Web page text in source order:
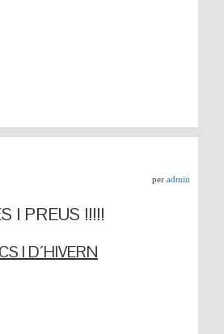
per admin
I PREUS !!!!!
I D´HIVERN